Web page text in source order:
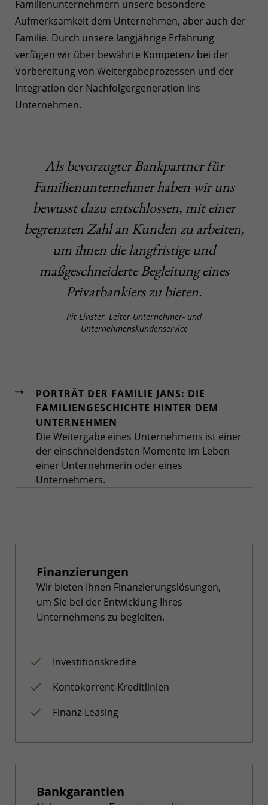
Familienunternehmern unsere besondere
Aufmerksamkeit dem Unternehmen, aber auch der
Familie. Durch unsere langjährige Erfahrung
verfügen wir über bewährte Kompetenz bei der
Vorbereitung von Weitergabeprozessen und der
Integration der Nachfolgergeneration ins
Unternehmen.
Als bevorzugter Bankpartner für
Familienunternehmer haben wir uns
bewusst dazu entschlossen, mit einer
begrenzten Zahl an Kunden zu arbeiten,
um ihnen die langfristige und
maßgeschneiderte Begleitung eines
Privatbankiers zu bieten.
Pit Linster, Leiter Unternehmer- und
Unternehmenskundenservice
PORTRÄT DER FAMILIE JANS: DIE
FAMILIENGESCHICHTE HINTER DEM
UNTERNEHMEN
Die Weitergabe eines Unternehmens ist einer
der einschneidendsten Momente im Leben
einer Unternehmerin oder eines
Unternehmers.
Finanzierungen
Wir bieten Ihnen Finanzierungslösungen,
um Sie bei der Entwicklung Ihres
Unternehmens zu begleiten.
Investitionskredite
Kontokorrent-Kreditlinien
Finanz-Leasing
Bankgarantien